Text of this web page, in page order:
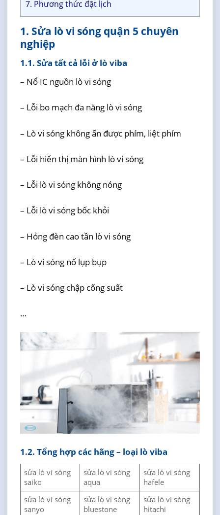
7. Phương thức đặt lịch
1. Sửa lò vi sóng quận 5 chuyên
nghiệp
1.1. Sửa tất cả lỗi ở lò viba
– Nổ IC nguồn lò vi sóng
– Lỗi bo mạch đa năng lò vi sóng
– Lò vi sóng không ấn được phím, liệt phím
– Lỗi hiển thị màn hình lò vi sóng
– Lỗi lò vi sóng không nóng
– Lỗi lò vi sóng bốc khỏi
– Hỏng đèn cao tần lò vi sóng
– Lò vi sóng nổ lụp bụp
– Lò vi sóng chập cống suất
…
1.2. Tổng hợp các hãng – loại lò viba
sửa lò vi sóng
saiko
sửa lò vi sóng
aqua
sửa lò vi sóng
hafele
sửa lò vi sóng
sanyo
sửa lò vi sóng
bluestone
sửa lò vi sóng
hitachi